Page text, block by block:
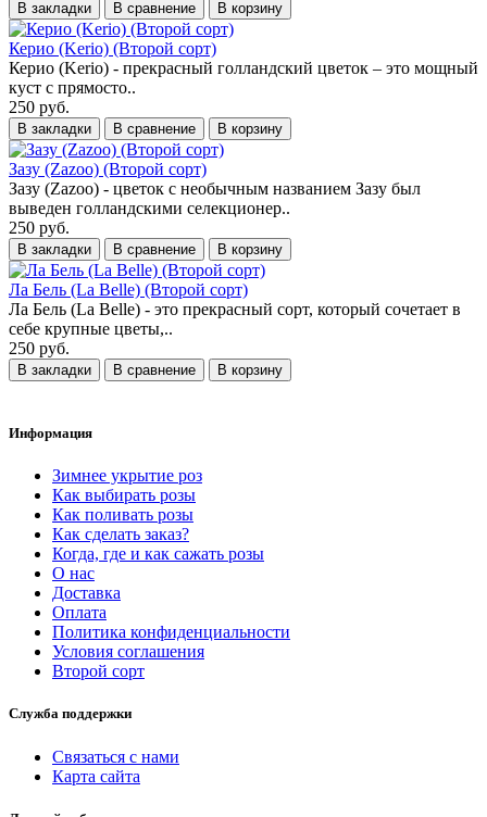
В закладки В сравнение В корзину
Керио (Kerio) (Второй сорт)
Керио (Kerio) - прекрасный голландский цветок – это мощный
куст с прямосто..
250 руб.
В закладки В сравнение В корзину
Зазу (Zazoo) (Второй сорт)
Зазу (Zazoo) - цветок с необычным названием Зазу был
выведен голландскими селекционер..
250 руб.
В закладки В сравнение В корзину
Ла Бель (La Belle) (Второй сорт)
Ла Бель (La Belle) - это прекрасный сорт, который сочетает в
себе крупные цветы,..
250 руб.
В закладки В сравнение В корзину
Информация
Зимнее укрытие роз
Как выбирать розы
Как поливать розы
Как сделать заказ?
Когда, где и как сажать розы
О нас
Доставка
Оплата
Политика конфиденциальности
Условия соглашения
Второй сорт
Служба поддержки
Связаться с нами
Карта сайта